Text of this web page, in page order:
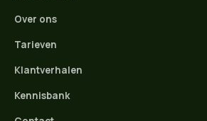
Over ons
Tarieven
Klantverhalen
Kennisbank